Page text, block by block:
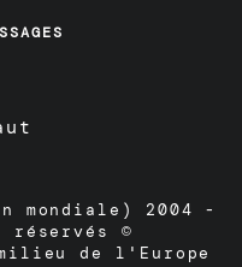
mondiale) 2004 -
réservés ©
de l'Europe